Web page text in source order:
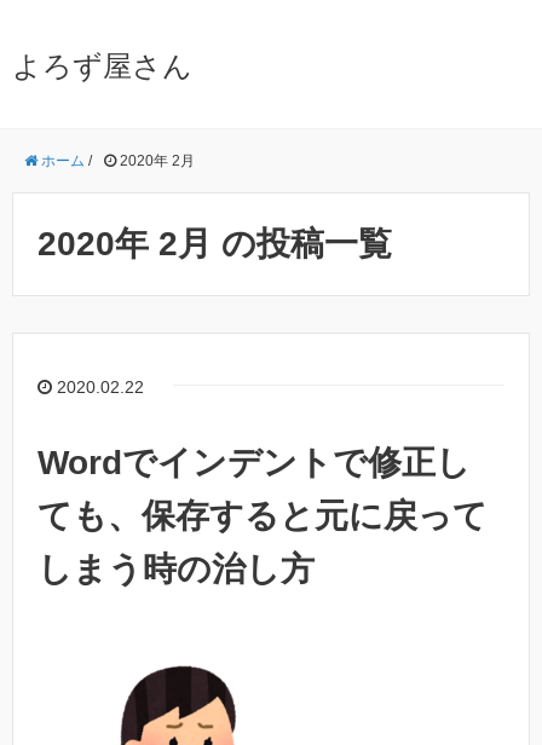
よろず屋さん
ホーム / 2020年 2月
2020年 2月 の投稿一覧
2020.02.22
Wordでインデントで修正し
ても、保存すると元に戻って
しまう時の治し方